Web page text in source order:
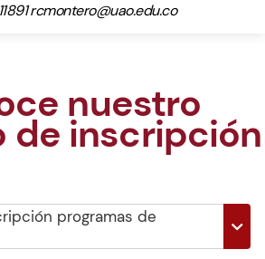
rcmontero@uao.edu.co
nuestro
de inscripción
programas de